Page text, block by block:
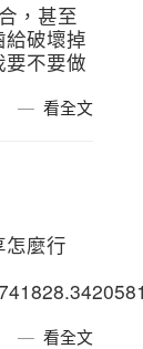
，甚至
破壞掉
不要做
看全文
麼行
看全文